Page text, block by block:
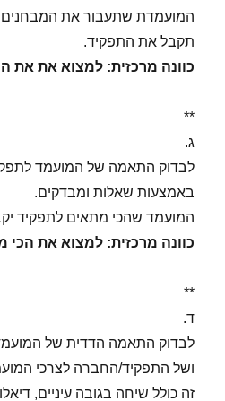
המועמדת שתעבור את המבחנים
תקבל את התפקיד.
כוונה מרכזית: למצוא את את
**
ג.
לבדוק התאמה של המועמד
באמצעות שאלות ומבדקים.
המועמד שהכי מתאים לתפקיד
כוונה מרכזית: למצוא את הכי
**
ד.
לבדוק התאמה הדדית של
ושל התפקיד/החברה לצרכי
זה כולל שיחה בגובה עיניים,